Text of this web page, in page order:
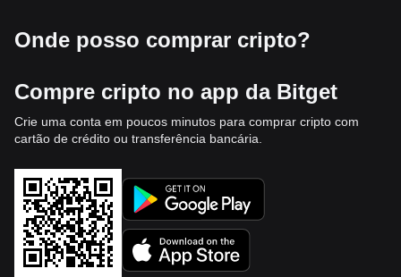
Onde posso comprar cripto?
Compre cripto no app da Bitget
Crie uma conta em poucos minutos para comprar cripto com
cartão de crédito ou transferência bancária.